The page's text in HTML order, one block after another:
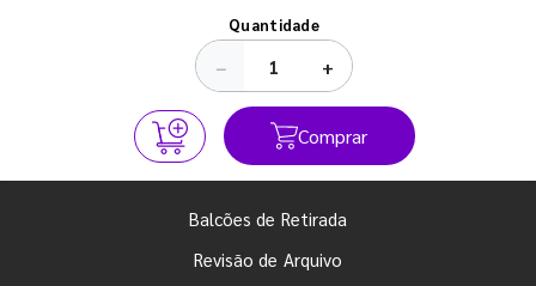
Quantidade
− +
Comprar
Balcões de Retirada
Revisão de Arquivo